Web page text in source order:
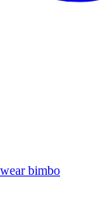
bimbo